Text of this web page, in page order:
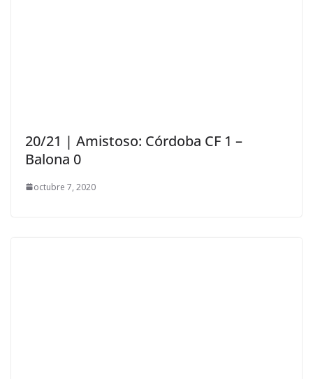
20/21 | Amistoso: Córdoba CF 1 –
Balona 0
octubre 7, 2020